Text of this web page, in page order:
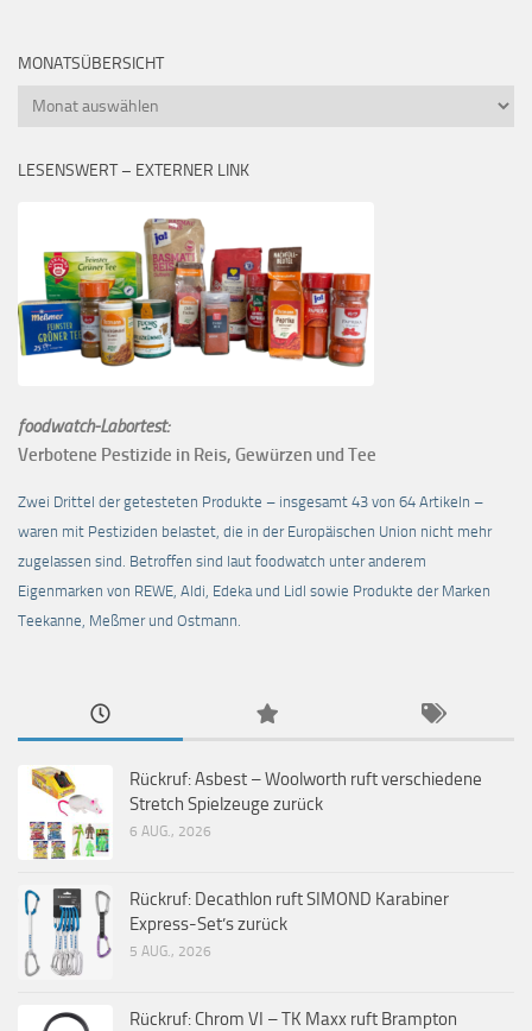
MONATSÜBERSICHT
Monatsübersicht
LESENSWERT – EXTERNER LINK
foodwatch-Labortest:
Verbotene Pestizide in Reis, Gewürzen und Tee
Zwei Drittel der getesteten Produkte – insgesamt 43 von 64 Artikeln –
waren mit Pestiziden belastet, die in der Europäischen Union nicht mehr
zugelassen sind. Betroffen sind laut foodwatch unter anderem
Eigenmarken von REWE, Aldi, Edeka und Lidl sowie Produkte der Marken
Teekanne, Meßmer und Ostmann.
Rückruf: Asbest – Woolworth ruft verschiedene
Stretch Spielzeuge zurück
6 AUG., 2026
Rückruf: Decathlon ruft SIMOND Karabiner
Express-Set’s zurück
5 AUG., 2026
Rückruf: Chrom VI – TK Maxx ruft Brampton